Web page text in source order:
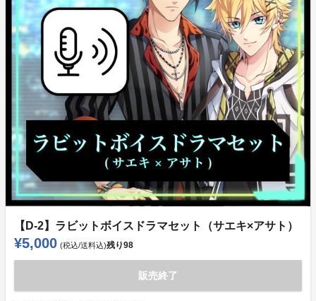
【D-2】ラビットボイスドラマセット（サエキ×アサト）
¥5,000 (税込/送料込)残り98
販売終了